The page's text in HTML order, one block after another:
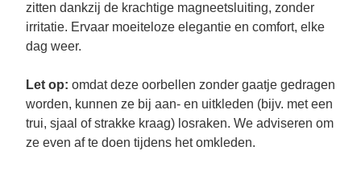
zitten dankzij de krachtige magneetsluiting, zonder
irritatie. Ervaar moeiteloze elegantie en comfort, elke
dag weer.
Let op: omdat deze oorbellen zonder gaatje gedragen
worden, kunnen ze bij aan- en uitkleden (bijv. met een
trui, sjaal of strakke kraag) losraken. We adviseren om
ze even af te doen tijdens het omkleden.